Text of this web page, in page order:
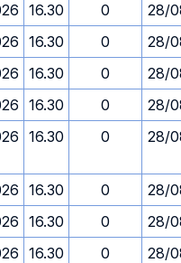
16.30 0
28/
16.30 0
28/
16.30 0
28/
16.30 0
28/
16.30 0 28/
16.30 0
28/
16.30 0
28/
16.30 0
28/